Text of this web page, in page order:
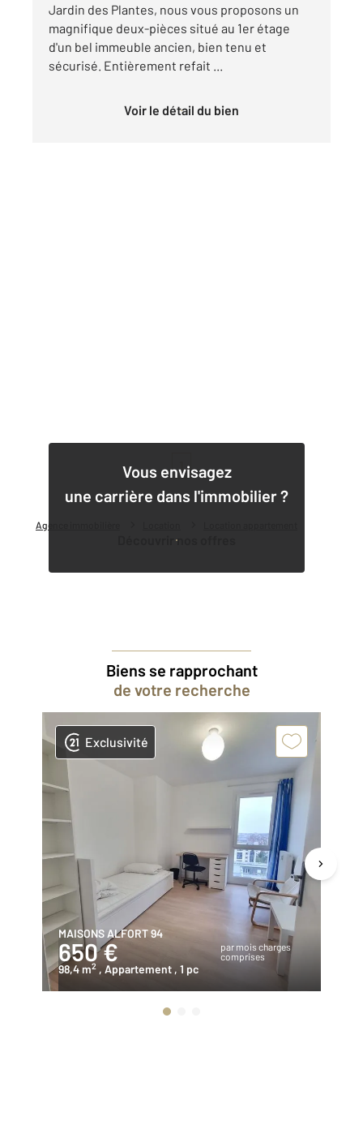
Agence immobilière
Jardin des Plantes, nous vous proposons un
magnifique deux-pièces situé au 1er étage
d'un bel immeuble ancien, bien tenu et
sécurisé. Entièrement refait ...
Voir le détail du bien
Vous envisagez
une carrière dans l'immobilier ?
Découvrir nos offres
Biens se rapprochant
de votre recherche
Exclusivité
MAISONS ALFORT 94
650 €
par mois charges
comprises
98,4 m2 , Appartement , 1 pc